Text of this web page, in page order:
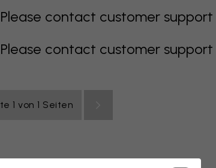
contact customer support
contact customer support
1 von 1 Seiten